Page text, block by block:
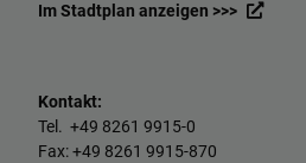
Im Stadtplan anzeigen >>>
Kontakt:
Tel. +49 8261 9915-0
Fax: +49 8261 9915-870